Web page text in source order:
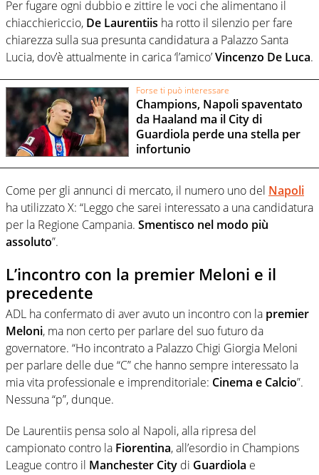
Per fugare ogni dubbio e zittire le voci che alimentano il
chiacchiericcio, De Laurentiis ha rotto il silenzio per fare
chiarezza sulla sua presunta candidatura a Palazzo Santa
Lucia, dov’è attualmente in carica ‘l’amico’Vincenzo De Luca.
Forse ti può interessare
Champions, Napoli spaventato
da Haaland ma il City di
Guardiola perde una stella per
infortunio
Come per gli annunci di mercato, il numero uno del Napoli
ha utilizzato X: “Leggo che sarei interessato a una candidatura
per la Regione Campania. Smentisco nel modo più
assoluto”.
L’incontro con la premier Meloni e il
precedente
ADL ha confermato di aver avuto un incontro con la premier
Meloni, ma non certo per parlare del suo futuro da
governatore. “Ho incontrato a Palazzo Chigi Giorgia Meloni
per parlare delle due “C” che hanno sempre interessato la
mia vita professionale e imprenditoriale: Cinema e Calcio”.
Nessuna “p”, dunque.
De Laurentiis pensa solo al Napoli, alla ripresa del
campionato contro la Fiorentina, all’esordio in Champions
League contro il Manchester City di Guardiola e